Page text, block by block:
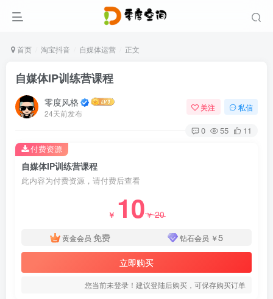
首页 淘宝抖音 自媒体运营 正文
自媒体IP训练营课程
零度风格
24天前发布
关注 私信
0 55 11
自媒体IP训练营课程
此内容为付费资源，请付费后查看
￥ 10￥20
黄金会员 免费 钻石会员 ￥5
立即购买
您当前未登录！建议登陆后购买，可保存购买订单
付费资源